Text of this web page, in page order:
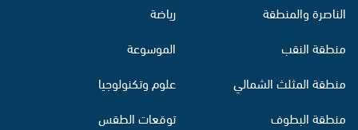
الناصرة والمنطقة
منطقة النقب
منطقة المثلث الشمالي
منطقة البطوف
رياضة
الموسوعة
علوم وتكنولوجيا
توقعات الطقس